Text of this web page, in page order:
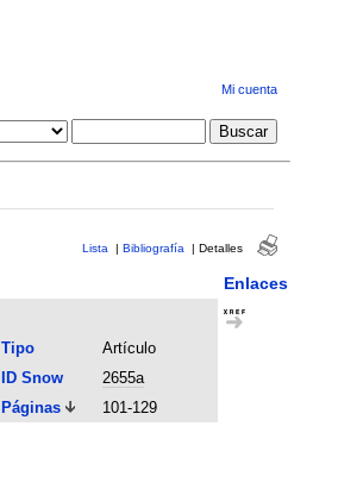
Mi cuenta
Lista | Bibliografía | Detalles
Enlaces
Tipo
Artículo
ID Snow
2655a
Páginas
101-129